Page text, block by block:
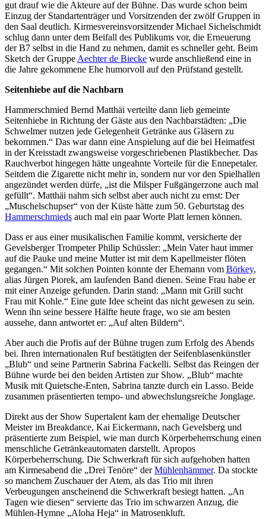
gut drauf wie die Akteure auf der Bühne. Das wurde schon beim
Einzug der Standartenträger und Vorsitzenden der zwölf Gruppen in
den Saal deutlich. Kirmesvereinsvorsitzender Michael Sichelschmidt
schlug dann unter dem Beifall des Publikums vor, die Erneuerung
der B7 selbst in die Hand zu nehmen, damit es schneller geht. Beim
Sketch der Gruppe Aechter de Biecke wurde anschließend eine in
die Jahre gekommene Ehe humorvoll auf den Prüfstand gestellt.
Seitenhiebe auf die Nachbarn
Hammerschmied Bernd Matthäi verteilte dann lieb gemeinte
Seitenhiebe in Richtung der Gäste aus den Nachbarstädten: „Die
Schwelmer nutzen jede Gelegenheit Getränke aus Gläsern zu
bekommen.“ Das war dann eine Anspielung auf die bei Heimatfest
in der Kreisstadt zwangsweise vorgeschriebenen Plastikbecher. Das
Rauchverbot hingegen hätte ungeahnte Vorteile für die Ennepetaler.
Seitdem die Zigarette nicht mehr in, sondern nur vor den Spielhallen
angezündet werden dürfe, „ist die Milsper Fußgängerzone auch mal
gefüllt“. Matthäi nahm sich selbst aber auch nicht zu ernst: Der
„Muschelschupser“ von der Küste hätte zum 50. Geburtstag des
Hammerschmieds auch mal ein paar Worte Platt lernen können.
Dass er aus einer musikalischen Familie kommt, versicherte der
Gevelsberger Trompeter Philip Schüssler: „Mein Vater haut immer
auf die Pauke und meine Mutter ist mit dem Kapellmeister flöten
gegangen.“ Mit solchen Pointen konnte der Ehemann vom Börkey,
alias Jürgen Piorek, am laufenden Band dienen. Seine Frau habe er
mit einer Anzeige gefunden. Darin stand: „Mann mit Grill sucht
Frau mit Kohle.“ Eine gute Idee scheint das nicht gewesen zu sein.
Wenn ihn seine bessere Hälfte heute frage, wo sie am besten
aussehe, dann antwortet er: „Auf alten Bildern“.
Aber auch die Profis auf der Bühne trugen zum Erfolg des Abends
bei. Ihren internationalen Ruf bestätigten der Seifenblasenkünstler
„Blub“ und seine Partnerin Sabrina Fackelli. Selbst das Reingen der
Bühne wurde bei den beiden Artisten zur Show. „Blub“ machte
Musik mit Quietsche-Enten, Sabrina tanzte durch ein Lasso. Beide
zusammen präsentierten tempo- und abwechslungsreiche Jonglage.
Direkt aus der Show Supertalent kam der ehemalige Deutscher
Meister im Breakdance, Kai Eickermann, nach Gevelsberg und
präsentierte zum Beispiel, wie man durch Körperbeherrschung einen
menschliche Getränkeautomaten darstellt. Apropos
Körperbeherrschung. Die Schwerkraft für sich aufgehoben hatten
am Kirmesabend die „Drei Tenöre“ derMühlenhämmer. Da stockte
so manchem Zuschauer der Atem, als das Trio mit ihren
Verbeugungen anscheinend die Schwerkraft besiegt hatten. „An
Tagen wie diesen“ servierte das Trio im schwarzen Anzug, die
Mühlen-Hymne „Aloha Heja“ in Matrosenkluft.